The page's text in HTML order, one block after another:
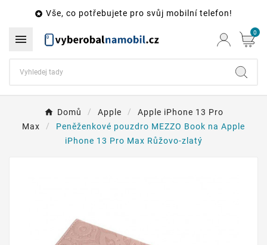
 Vše, co potřebujete pro svůj mobilní telefon!
 0
Domů Apple
Apple iPhone 13 Pro
Max
Peněženkové pouzdro MEZZO Book na Apple
iPhone 13 Pro Max Růžovo-zlatý